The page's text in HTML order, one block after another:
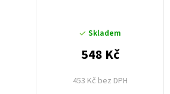
Skladem
453 Kč bez DPH
548 Kč